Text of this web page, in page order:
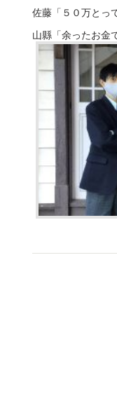
佐藤「５０万とっ
山縣「余ったお金